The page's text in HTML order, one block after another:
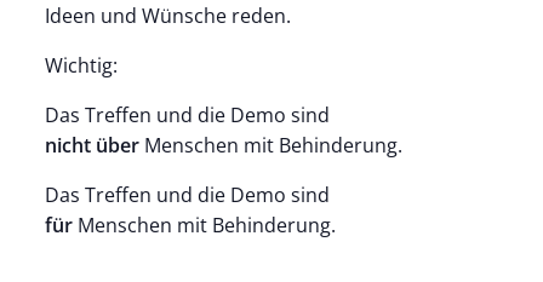
Ideen und Wünsche reden.
Wichtig:
Das Treffen und die Demo sind
nicht über Menschen mit Behinderung.
Das Treffen und die Demo sind
für Menschen mit Behinderung.